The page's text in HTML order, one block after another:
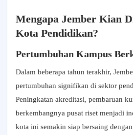
Mengapa Jember Kian
Kota Pendidikan?
Pertumbuhan Kampus
Dalam beberapa tahun terakhir,
pertumbuhan signifikan di sektor
Peningkatan akreditasi, pembaruan
berkembangnya pusat riset menjadi
kota ini semakin siap bersaing